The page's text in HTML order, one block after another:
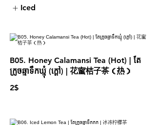
Iced
B05. Honey Calamansi Tea (Hot) | តែ
ក្រូចឆ្មាទឹកឃ្មុំ (ក្ដៅ) | 花蜜桔子茶（热）
2$